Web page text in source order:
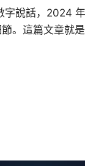
字說話，2024 年
。這篇文章就